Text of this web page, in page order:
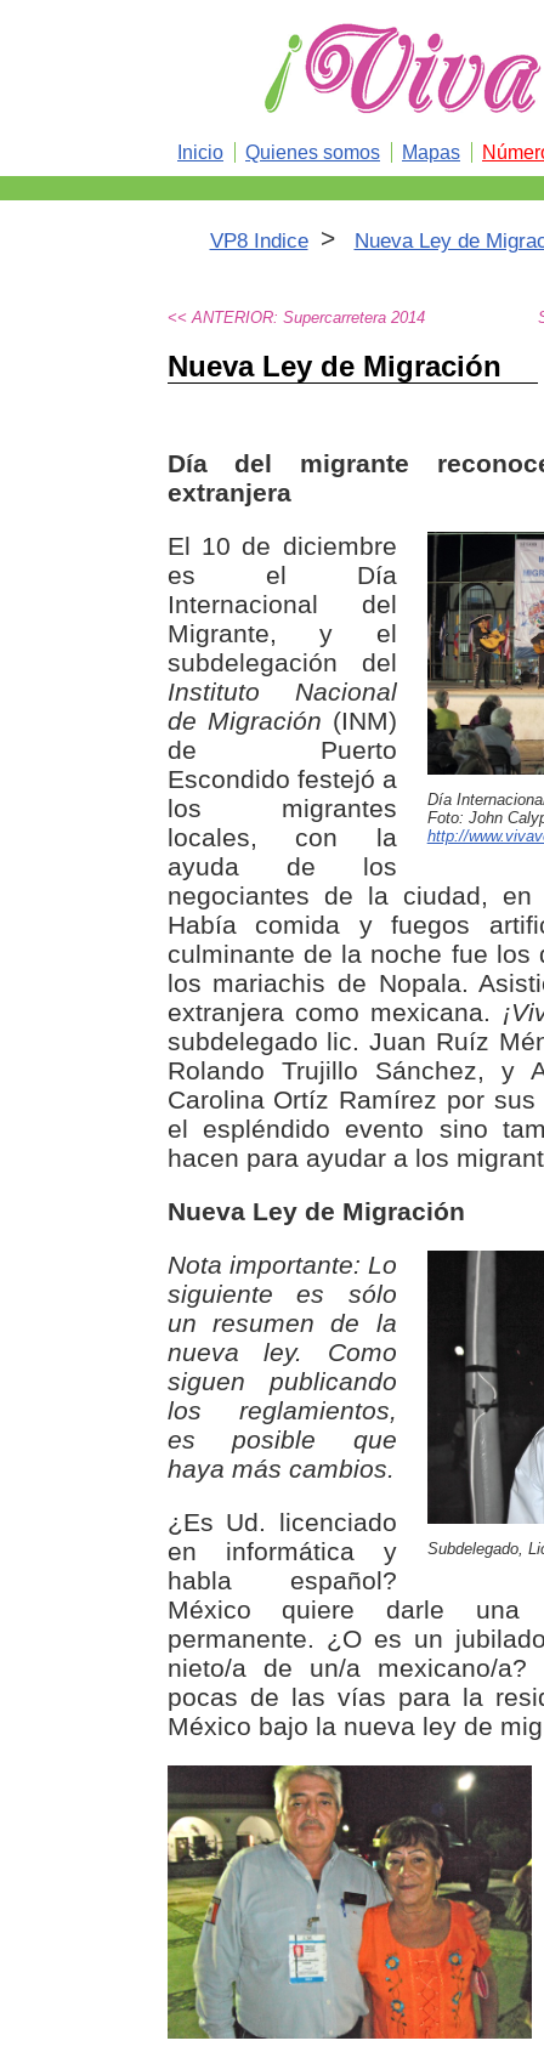
Inicio Quienes somos Mapas
VP8 Indice > Nueva Ley de
<< ANTERIOR: Supercarretera 2014
Nueva Ley de Migración
Día del migrante
extranjera
Día
Foto: John
http://
El 10 de diciembre
es el Día
Internacional del
Migrante, y el
subdelegación del
Instituto Nacional
de Migración (INM)
de Puerto
Escondido festejó a
los migrantes
locales, con la
ayuda de los
negociantes de la ciudad, en
Había comida y fuegos
culminante de la noche fue los
los mariachis de Nopala.
extranjera como mexicana.
subdelegado lic. Juan Ruíz
Rolando Trujillo Sánchez, y
Carolina Ortíz Ramírez por
el espléndido evento sino
hacen para ayudar a los
Nueva Ley de Migración
Subdelegado,
Nota importante: Lo
siguiente es sólo
un resumen de la
nueva ley. Como
siguen publicando
los reglamientos,
es posible que
haya más cambios.
¿Es Ud. licenciado
en informática y
habla español?
México quiere darle una
permanente. ¿O es un
nieto/a de un/a mexicano/
pocas de las vías para la
México bajo la nueva ley de